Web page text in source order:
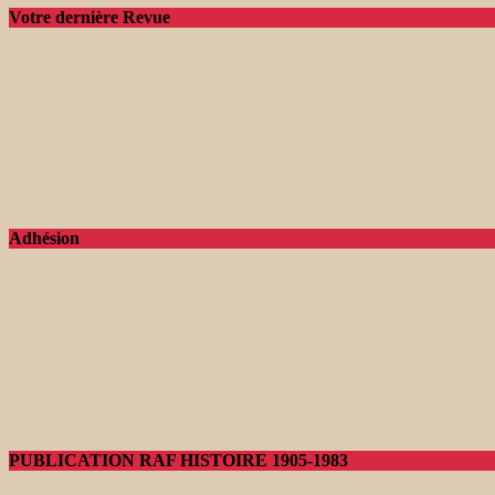
Votre dernière Revue
Adhésion
PUBLICATION RAF HISTOIRE 1905-1983